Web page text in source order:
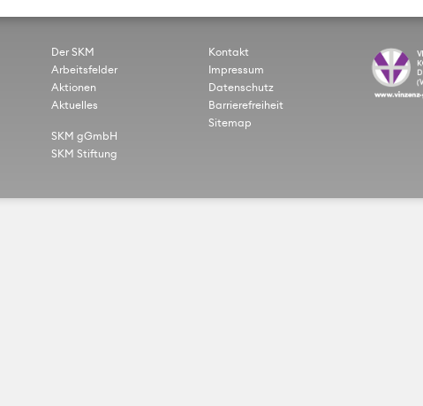
Der SKM
Arbeitsfelder
Aktionen
Aktuelles
SKM gGmbH
SKM Stiftung
Kontakt
Impressum
Datenschutz
Barrierefreiheit
Sitemap